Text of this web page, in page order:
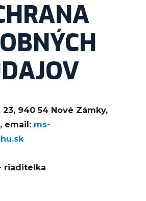
23, 940 54 Nové Zámky,
email: ms-
riaditeľka